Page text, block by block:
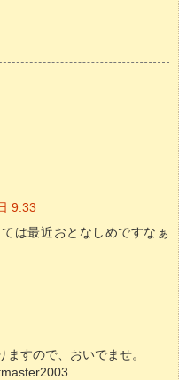
9:33
は最近おとなしめですなぁ
すので、おいでませ。